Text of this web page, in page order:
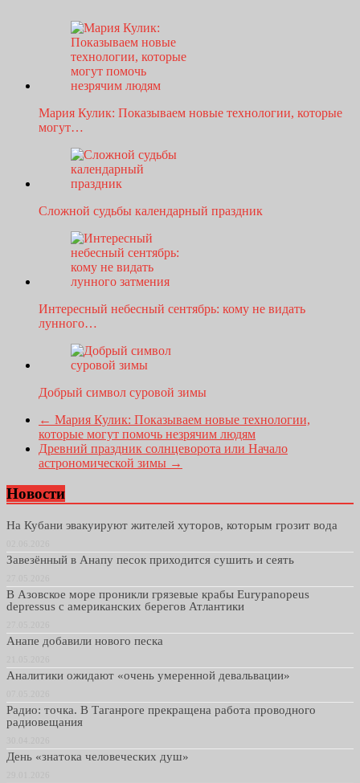
Мария Кулик: Показываем новые технологии, которые
могут…
Сложной судьбы календарный праздник
Интересный небесный сентябрь: кому не видать
лунного…
Добрый символ суровой зимы
← Мария Кулик: Показываем новые технологии,
которые могут помочь незрячим людям
Древний праздник солнцеворота или Начало
астрономической зимы →
Новости
На Кубани эвакуируют жителей хуторов, которым грозит вода
Завезённый в Анапу песок приходится сушить и сеять
В Азовское море проникли грязевые крабы Eurypanopeus
depressus с американских берегов Атлантики
Анапе добавили нового песка
Аналитики ожидают «очень умеренной девальвации»
Радио: точка. В Таганроге прекращена работа проводного
радиовещания
День «знатока человеческих душ»